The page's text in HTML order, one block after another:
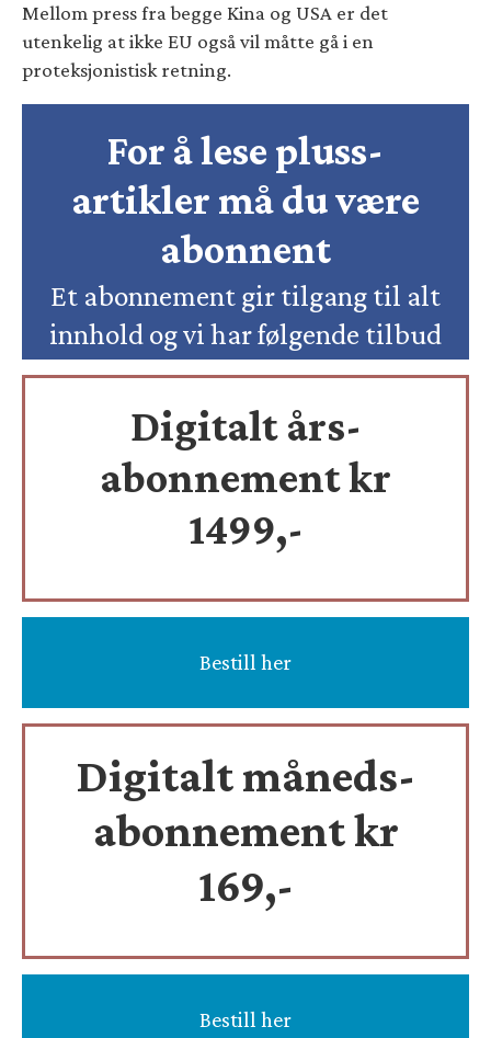
Mellom press fra begge Kina og USA er det
utenkelig at ikke EU også vil måtte gå i en
proteksjonistisk retning.
For å lese pluss-
artikler må du være
abonnent
Et abonnement gir tilgang til alt
innhold og vi har følgende tilbud
Digitalt års-
abonnement kr
1499,-
Bestill her
Digitalt måneds-
abonnement kr
169,-
Bestill her